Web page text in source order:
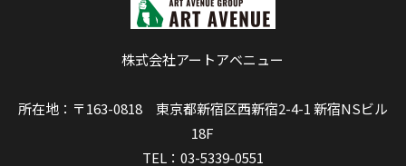
株式会社アートアベニュー
所在地：〒163-0818 東京都新宿区西新宿2-4-1 新宿NSビル
18F
TEL：03-5339-0551